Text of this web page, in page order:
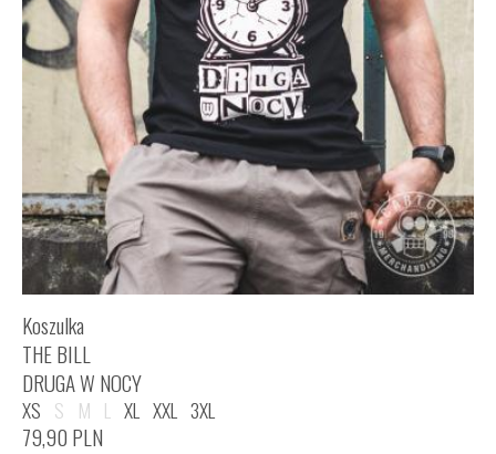
Koszulka
THE BILL
DRUGA W NOCY
XS S M L XL XXL 3XL
79,90 PLN